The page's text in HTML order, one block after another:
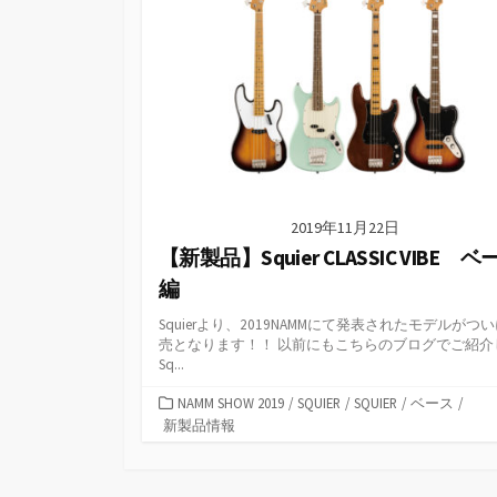
2019年11月22日
【新製品】Squier CLASSIC VIBE ベ
編
Squierより、2019NAMMにて発表されたモデルがつ
売となります！！ 以前にもこちらのブログでご紹介
Sq...
カ
テ
NAMM SHOW 2019 / SQUIER / SQUIER / ベース /
新製品情報